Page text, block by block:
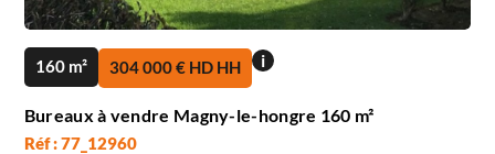
160 m² 304 000 € HD HH i
Bureaux à vendre Magny-le-hongre 160 m²
Réf : 77_12960